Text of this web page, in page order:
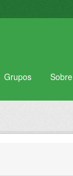
Grupos Sobre